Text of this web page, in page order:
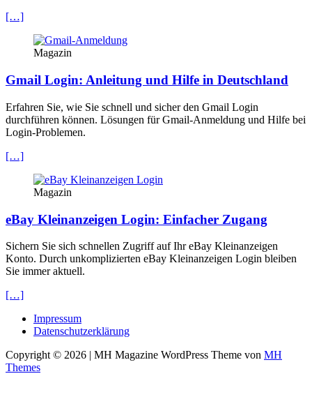
[…]
Magazin
Gmail Login: Anleitung und Hilfe in Deutschland
Erfahren Sie, wie Sie schnell und sicher den Gmail Login
durchführen können. Lösungen für Gmail-Anmeldung und Hilfe bei
Login-Problemen.
[…]
Magazin
eBay Kleinanzeigen Login: Einfacher Zugang
Sichern Sie sich schnellen Zugriff auf Ihr eBay Kleinanzeigen
Konto. Durch unkomplizierten eBay Kleinanzeigen Login bleiben
Sie immer aktuell.
[…]
Impressum
Datenschutzerklärung
Copyright © 2026 | MH Magazine WordPress Theme von MH
Themes